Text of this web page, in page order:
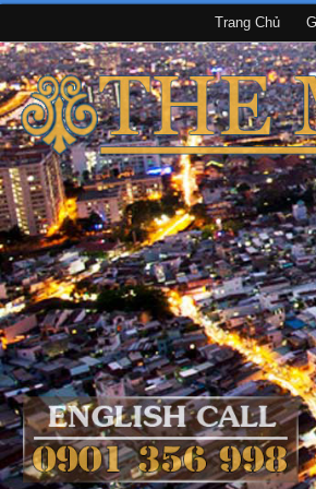
Trang Chủ